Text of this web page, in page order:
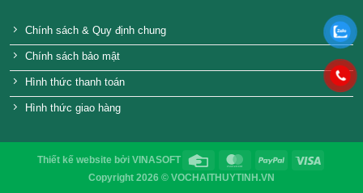
VỎ CHAI SAIGON
Địa chỉ: 52/32/6 đường số 8, P. Bình Hưng Hòa ,Q.
TP.HCM
Điện thoại: 0903755894
Chính sách & Quy định chung